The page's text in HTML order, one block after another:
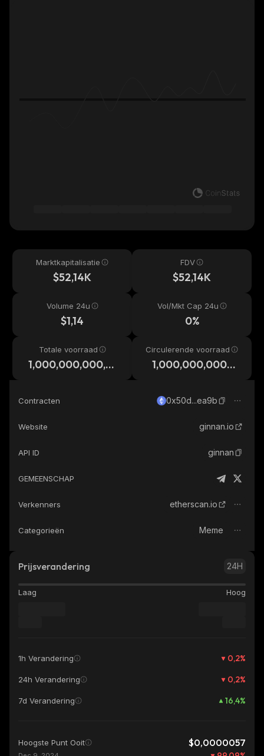
Marktkapitalisatie
$52,14K
FDV
$52,14K
Volume 24u
$1,14
Vol/Mkt Cap 24u
0%
Totale voorraad
1,000,000,000,0
Circulerende voorraad
1,000,000,000,0
Contracten 0x50d...ea9b
Website ginnan.io
API ID ginnan
GEMEENSCHAP
Verkenners etherscan.io
Categorieën Meme
Prijsverandering 24H
Laag Hoog
1h Verandering 0,2%
24h Verandering 0,2%
7d Verandering 16,4%
Hoogste Punt Ooit $0,0000057